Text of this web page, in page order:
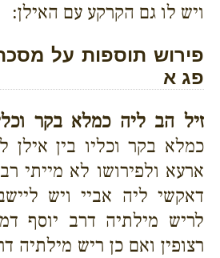
ויש לו גם הקרקע עם האילן:
פירוש תוספות על
פג א
זיל הב ליה כמלא בקר
כמלא בקר וכליו בין אילן
ארעא ולפירושו לא מייתי
דאקשי ליה אביי ויש
לריש מילתיה דרב יוסף
רצופין ואם כן ריש מילתיה